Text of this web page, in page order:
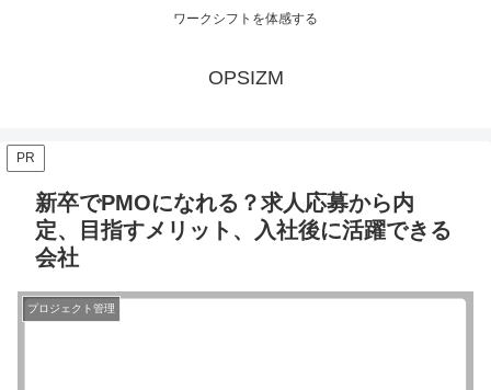
ワークシフトを体感する
OPSIZM
PR
新卒でPMOになれる？求人応募から内
定、目指すメリット、入社後に活躍できる
会社
プロジェクト管理